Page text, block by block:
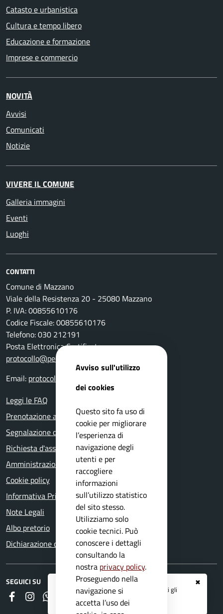
✖
Registrati ai serviziAPP IO
e ricevi tutti gli
aggiornamenti dall'Ente
Catasto e urbanistica
Cultura e tempo libero
Educazione e formazione
Imprese e commercio
NOVITÀ
Avvisi
Comunicati
Notizie
VIVERE IL COMUNE
Galleria immagini
Eventi
Luoghi
CONTATTI
Comune di Mazzano
Viale della Resistenza 20 - 25080 Mazzano
P. IVA: 00855610176
Codice Fiscale: 00855610176
Telefono: 030 212191
Posta Elettronica Certificata:
protocollo@pec.comune.mazzano.bs.it
Email: protocollo@comune.mazzano.bs.it
Leggi le FAQ
Prenotazione appuntamento
Segnalazione disservizio
Richiesta d'assistenza
Amministrazione trasparente
Cookie policy
Informativa Privacy
Note Legali
Albo pretorio
Dichiarazione di accessibilità
SEGUICI SU
FaceboookInstagramWhatsapp
RSS
Avviso sull'utilizzo
dei cookies
Questo sito fa uso di
cookie per migliorare
l’esperienza di
navigazione degli
utenti e per
raccogliere
informazioni
sull’utilizzo statistico
del sito stesso.
Utilizziamo solo
cookie tecnici. Può
conoscere i dettagli
consultando la
nostra privacy policy.
Proseguendo nella
navigazione si
accetta l’uso dei